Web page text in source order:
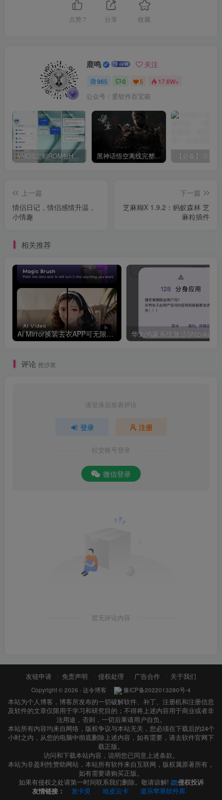
点赞 7 分享 收藏
鹿鸣 关注
965 0 5 17.6W+
公众号：爱软件百宝箱
VMOS定制ROM包HnciseOS9.6.0兼容解锁 黑神话悟空离线完整版+修改器
上一篇
情侣日记，情侣感情升温，
小情趣
下一篇
芝麻糊X 1.9.2：蚂蚁森林 芝
麻粒插件
相关推荐
AI Mirror换装去衣APP可无限白嫖！
评论 抢沙发
请登录后发表评论
登录 注册
社交账号登录
微信登录
暂无评论内容
友链申请 免责声明 侵权处理 广告合作 关于我们
Copyright © 2026 · 达令博客 · 豫ICP备2022013280号-4
本站为个人博客，博客所发布的一切破解软件、补丁、注册机和注册信息
及软件的文章仅限用于学习和研究目的；不得将上述内容用于商业或者非
法用途，否则，一切后果请用户自负。
本站所有内容均来自网络，版权争议与本站无关，您必须在下载后的24个
小时之内，从您的电脑中彻底删除上述内容，如有需要，请去软件官网下
载正版。
访问和下载本站内容，说明您已同意上述条款。
本站为非盈利性赞助网站，本站所有软件来自互联网，版权属原著所有，
如有需要请购买正版。
如果有侵权之处请第一时间联系我们删除。敬请谅解!
侵权投诉
友情链接：
发卡灵 哈皮云卡 道乐苹果软件库